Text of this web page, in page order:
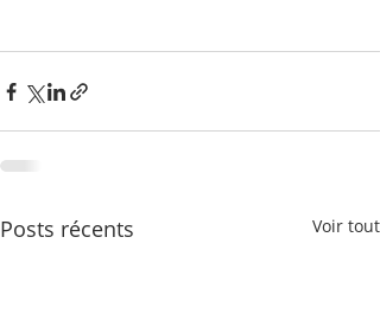
Posts récents Voir tout